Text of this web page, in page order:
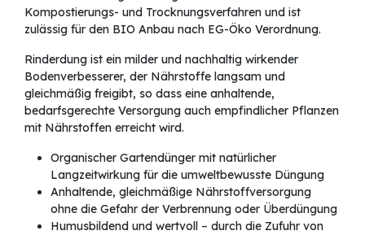
Kompostierungs- und Trocknungsverfahren und ist
zulässig für den BIO Anbau nach EG-Öko Verordnung.
Rinderdung ist ein milder und nachhaltig wirkender
Bodenverbesserer, der Nährstoffe langsam und
gleichmäßig freigibt, so dass eine anhaltende,
bedarfsgerechte Versorgung auch empfindlicher Pflanzen
mit Nährstoffen erreicht wird.
Organischer Gartendünger mit natürlicher
Langzeitwirkung für die umweltbewusste Düngung
Anhaltende, gleichmäßige Nährstoffversorgung
ohne die Gefahr der Verbrennung oder Überdüngung
Humusbildend und wertvoll – durch die Zufuhr von